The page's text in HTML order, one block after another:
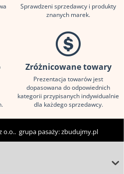
Sprawdzeni sprzedawcy i produkty
znanych marek.
Zróżnicowane towary
Prezentacja towarów jest
dopasowana do odpowiednich
kategorii przypisanych indywidualnie
dla każdego sprzedawcy.
o.o.. grupa pasaży:zbudujmy.pl